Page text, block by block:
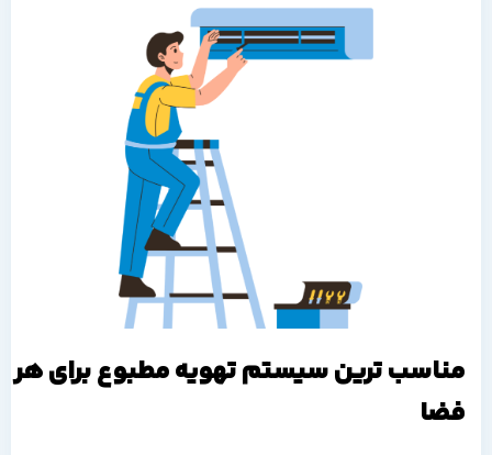
مناسب ترین سیستم تهویه مطبوع برای هر
فضا